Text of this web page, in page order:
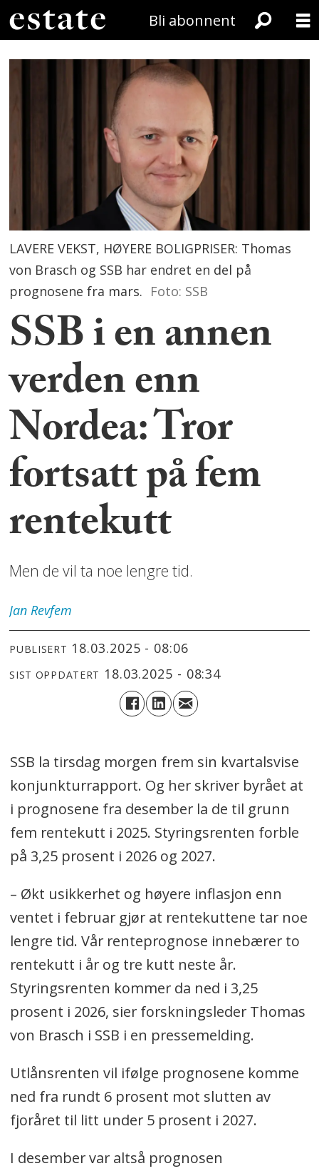
Bli abonnent
LAVERE VEKST, HØYERE BOLIGPRISER: Thomas
von Brasch og SSB har endret en del på
prognosene fra mars. Foto: SSB
SSB i en annen
verden enn
Nordea: Tror
fortsatt på fem
rentekutt
Men de vil ta noe lengre tid.
Jan Revfem
PUBLISERT 18.03.2025 - 08:06
SIST OPPDATERT 18.03.2025 - 08:34
SSB la tirsdag morgen frem sin kvartalsvise
konjunkturrapport. Og her skriver byrået at
i prognosene fra desember la de til grunn
fem rentekutt i 2025. Styringsrenten forble
på 3,25 prosent i 2026 og 2027.
– Økt usikkerhet og høyere inflasjon enn
ventet i februar gjør at rentekuttene tar noe
lengre tid. Vår renteprognose innebærer to
rentekutt i år og tre kutt neste år.
Styringsrenten kommer da ned i 3,25
prosent i 2026, sier forskningsleder Thomas
von Brasch i SSB i en pressemelding.
Utlånsrenten vil ifølge prognosene komme
ned fra rundt 6 prosent mot slutten av
fjoråret til litt under 5 prosent i 2027.
I desember var altså prognosen